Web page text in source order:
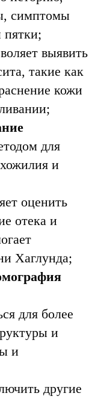
симптомы
пятки;
выявить
такие как
кожи
для
и
оценить
отека и
Хаглунда;
для более
и
и
другие